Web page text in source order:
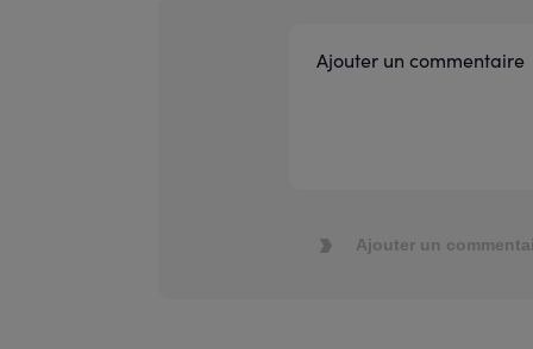
Ajouter un